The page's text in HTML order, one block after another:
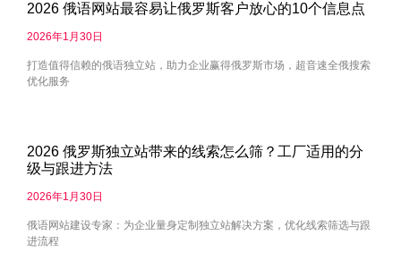
2026 俄语网站最容易让俄罗斯客户放心的10个信息点
2026年1月30日
打造值得信赖的俄语独立站，助力企业赢得俄罗斯市场，超音速全俄搜索
优化服务
2026 俄罗斯独立站带来的线索怎么筛？工厂适用的分
级与跟进方法
2026年1月30日
俄语网站建设专家：为企业量身定制独立站解决方案，优化线索筛选与跟
进流程